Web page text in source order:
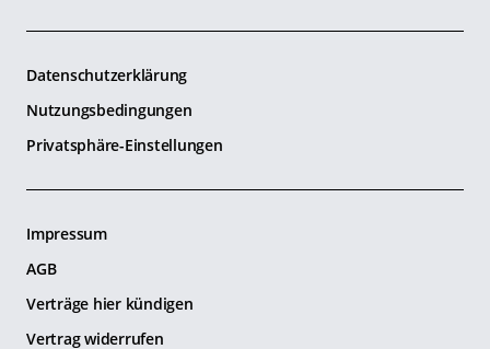
Datenschutzerklärung
Nutzungsbedingungen
Privatsphäre-Einstellungen
Impressum
AGB
Verträge hier kündigen
Vertrag widerrufen